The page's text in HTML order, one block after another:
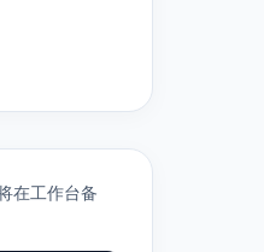
在工作台备